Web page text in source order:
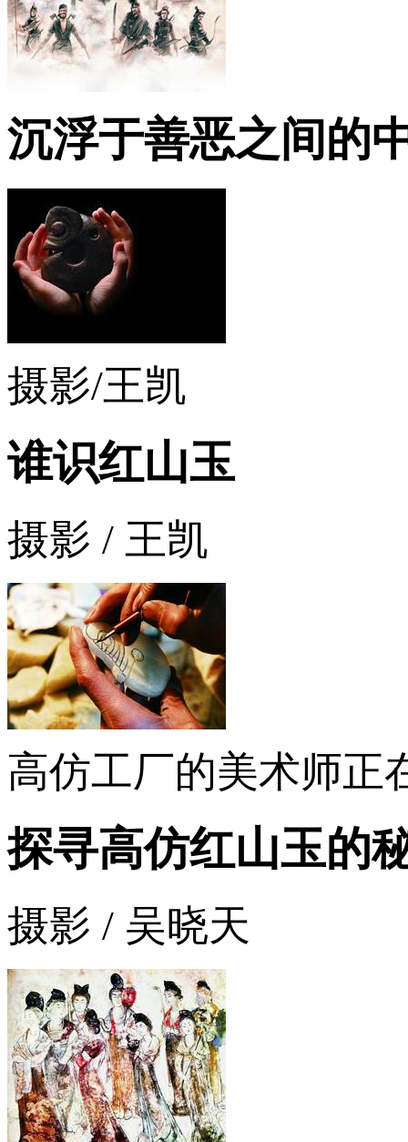
沉浮于善恶之间的
摄影/王凯
谁识红山玉
摄影 / 王凯
高仿工厂的美术师正
探寻高仿红山玉的
摄影 / 吴晓天